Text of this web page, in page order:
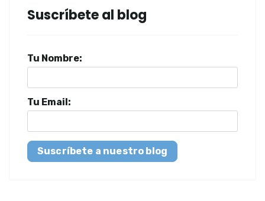
Suscríbete al blog
Tu Nombre:
Tu Email:
Suscríbete a nuestro blog